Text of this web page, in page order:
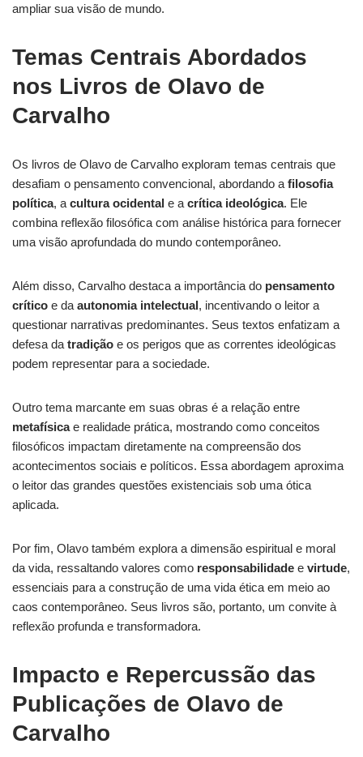
ampliar sua visão de mundo.
Temas Centrais Abordados
nos Livros de Olavo de
Carvalho
Os livros de Olavo de Carvalho exploram temas centrais que
desafiam o pensamento convencional, abordando a filosofia
política, a cultura ocidental e a crítica ideológica. Ele
combina reflexão filosófica com análise histórica para fornecer
uma visão aprofundada do mundo contemporâneo.
Além disso, Carvalho destaca a importância do pensamento
crítico e da autonomia intelectual, incentivando o leitor a
questionar narrativas predominantes. Seus textos enfatizam a
defesa da tradição e os perigos que as correntes ideológicas
podem representar para a sociedade.
Outro tema marcante em suas obras é a relação entre
metafísicae realidade prática, mostrando como conceitos
filosóficos impactam diretamente na compreensão dos
acontecimentos sociais e políticos. Essa abordagem aproxima
o leitor das grandes questões existenciais sob uma ótica
aplicada.
Por fim, Olavo também explora a dimensão espiritual e moral
da vida, ressaltando valores como responsabilidade e virtude,
essenciais para a construção de uma vida ética em meio ao
caos contemporâneo. Seus livros são, portanto, um convite à
reflexão profunda e transformadora.
Impacto e Repercussão das
Publicações de Olavo de
Carvalho